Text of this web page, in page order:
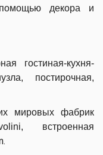
помощью декора и
гостиная-кухня-
постирочная,
мировых фабрик
встроенная